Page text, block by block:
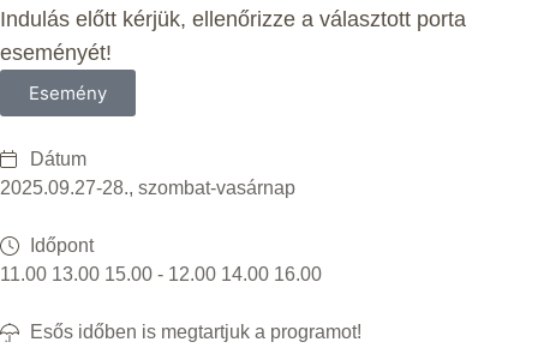
Indulás előtt kérjük, ellenőrizze a választott porta
eseményét!
Esemény
Dátum
2025.09.27-28., szombat-vasárnap
Időpont
11.00 13.00 15.00 - 12.00 14.00 16.00
Esős időben is megtartjuk a programot!